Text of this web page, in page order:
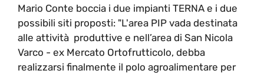
Mario Conte boccia i due impianti TERNA e i due
possibili siti proposti: "L'area PIP vada destinata
alle attività produttive e nell’area di San Nicola
Varco - ex Mercato Ortofrutticolo, debba
realizzarsi finalmente il polo agroalimentare per